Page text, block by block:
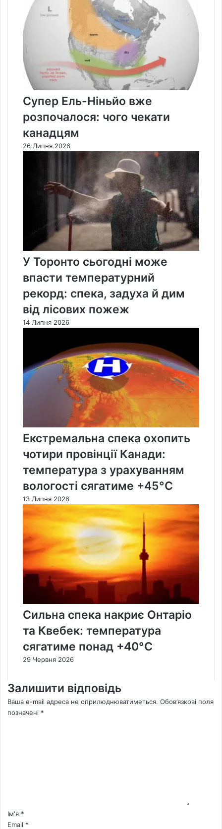
Супер Ель-Ніньйо вже
розпочалося: чого чекати
канадцям
26 Липня 2026
У Торонто сьогодні може
впасти температурний
рекорд: спека, задуха й дим
від лісових пожеж
14 Липня 2026
Екстремальна спека охопить
чотири провінції Канади:
температура з урахуванням
вологості сягатиме +45°C
13 Липня 2026
Сильна спека накриє Онтаріо
та Квебек: температура
сягатиме понад +40°C
29 Червня 2026
Залишити відповідь
Ваша e-mail адреса не оприлюднюватиметься. Обов’язкові поля
позначені *
*Ім'я *
Email *